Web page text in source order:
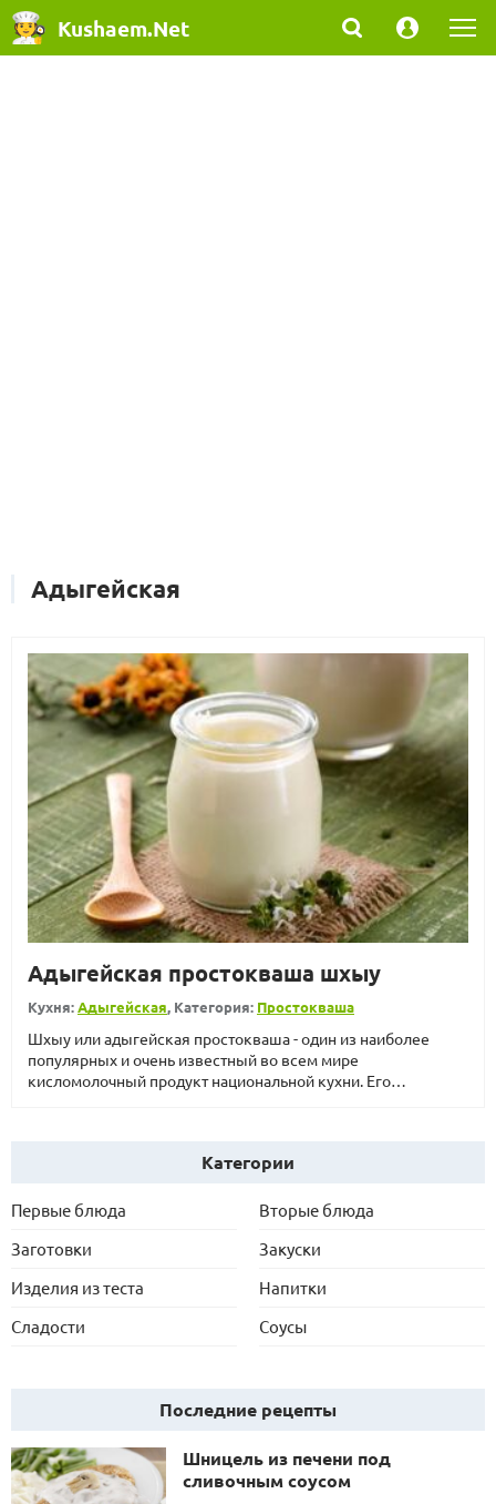
Kushaem.Net
Адыгейская
Адыгейская простокваша шхыу
Кухня:Адыгейская, Категория: Простокваша
Шхыу или адыгейская простокваша - один из наиболее
популярных и очень известный во всем мире
кисломолочный продукт национальной кухни. Его
Категории
Первые блюда
Вторые блюда
Заготовки
Закуски
Изделия из теста
Напитки
Сладости
Соусы
Последние рецепты
Шницель из печени под
сливочным соусом